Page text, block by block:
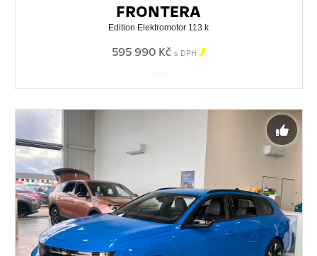
FRONTERA
Edition Elektromotor 113 k
595 990 Kč s DPH 